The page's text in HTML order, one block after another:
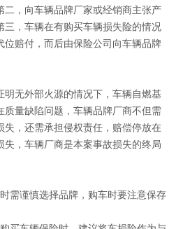
二，向车辆品牌厂家或经销商主张产
三，车辆在有购买车辆损失险的情况
位赔付，而后由保险公司向车辆品牌
明无外部火源的情况下，车辆自燃基
质量缺陷问题，车辆品牌厂商不但需
失，还需承担侵权责任，赔偿停放在
失，车辆厂商是本案事故损失的终局
需谨慎选择品牌，购车时要注意保存